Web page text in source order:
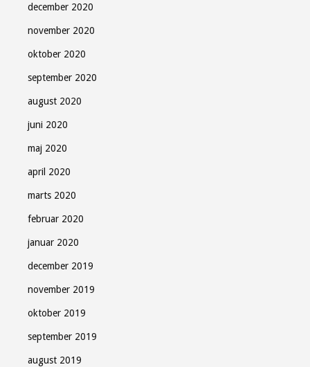
december 2020
november 2020
oktober 2020
september 2020
august 2020
juni 2020
maj 2020
april 2020
marts 2020
februar 2020
januar 2020
december 2019
november 2019
oktober 2019
september 2019
august 2019